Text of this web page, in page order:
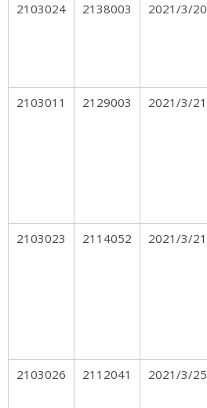
2103024 2138003 2021/3/20
2103011 2129003 2021/3/21
2103023 2114052 2021/3/21
2103026 2112041 2021/3/25